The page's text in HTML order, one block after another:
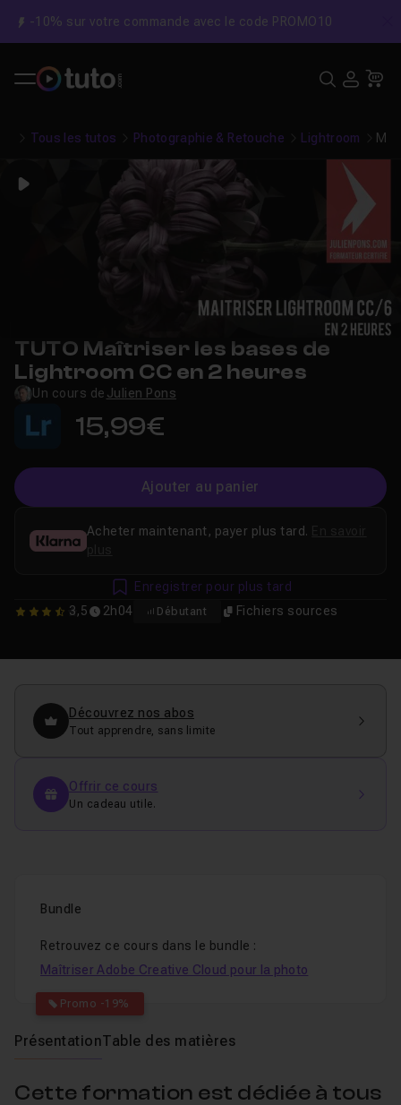
-10% sur votre commande avec le code PROMO10
Tous les tutos Photographie & Retouche Lightroom
Play
TUTO Maîtriser les bases de
Lightroom CC en 2 heures
Un cours de Julien Pons
15,99€
Ajouter au panier
3.5 3,5 2h04 Débutant Fichiers sources
Acheter maintenant, payer plus tard.
plus
Enregistrer pour plus tard
Découvrez nos abos
Tout apprendre, sans limite
Offrir ce cours
Un cadeau utile.
Bundle
Retrouvez ce cours dans le bundle :
Promo -19%
Maîtriser Adobe Creative Cloud pour la photo
PrésentationTable des matières
Cette formation est dédiée à tous